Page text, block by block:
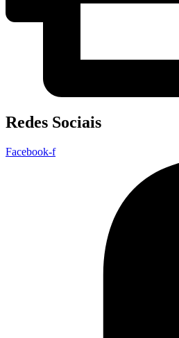
Redes Sociais
Facebook-f